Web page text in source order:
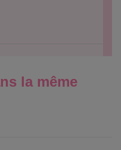
la même